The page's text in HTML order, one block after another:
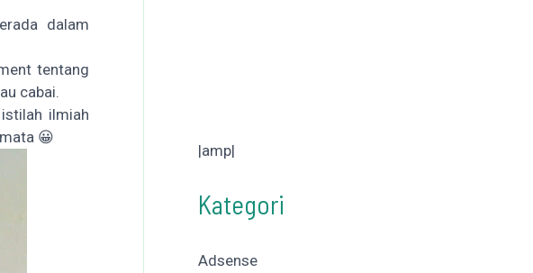
dalam
tentang
cabai.
ilmiah
😀
|amp|
Kategori
Adsense